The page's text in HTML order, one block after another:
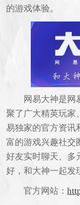
的游戏体验。
网易大神是网易
聚了广大精英玩家
易独家的官方资讯
富的游戏兴趣社交
好友实时聊天、多
好，和大神一起发
官方网站：